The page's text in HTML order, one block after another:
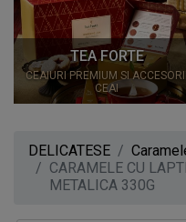
TEA FORTE
CEAIURI PREMIUM SI ACCESORII
CEAI
DELICATESE
CARAMELE CU
METALICA 330G